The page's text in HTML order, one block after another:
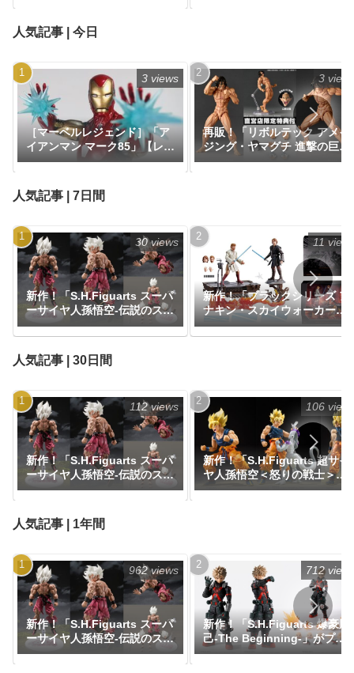
人気記事 | 今日
［マーベルレジェンド］「ア
イアンマン マーク85」【レビ
ュー】
3 views
再販！「リボルテック アメイ
ジング・ヤマグチ 進撃の巨
人」が一般販売（直営店限定
3
人気記事 | 7日間
新作！「S.H.Figuarts スーパ
ーサイヤ人孫悟空-伝説のスー
パーサイヤ人--ゲンキダマツ
リEdition-」がプレミアムバ
ンダイにて抽選販売で登場！
『ドラゴンボール』｜定価
予定
30 views
新作！「ブラックシリーズ ア
ナキン・スカイウォーカー＆
オビ＝ワン・ケノービ プレミ
アムコレクション」が
ド3／シスの復讐』
11
人気記事 | 30日間
新作！「S.H.Figuarts スーパ
ーサイヤ人孫悟空-伝説のスー
パーサイヤ人--ゲンキダマツ
ンダイにて抽選販売で登場！
『ドラゴンボール』｜定価
予定
112 views
新作！「S.H.Figuarts 超サイ
ヤ人孫悟空＜怒りの戦士＞」
がプレミアムバンダイで登
106
人気記事 | 1年間
新作！「S.H.Figuarts スーパ
ーサイヤ人孫悟空-伝説のスー
パーサイヤ人--ゲンキダマツ
962 views
新作！「S.H.Figuarts 爆豪勝
己-The Beginning-」がプレ
ミアムバンダイで予約開始！
712